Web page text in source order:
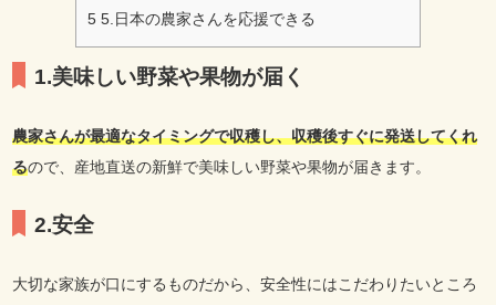
5 5.日本の農家さんを応援できる
1.美味しい野菜や果物が届く
農家さんが最適なタイミングで収穫し、収穫後すぐに発送してくれ
るので、産地直送の新鮮で美味しい野菜や果物が届きます。
2.安全
大切な家族が口にするものだから、安全性にはこだわりたいところ